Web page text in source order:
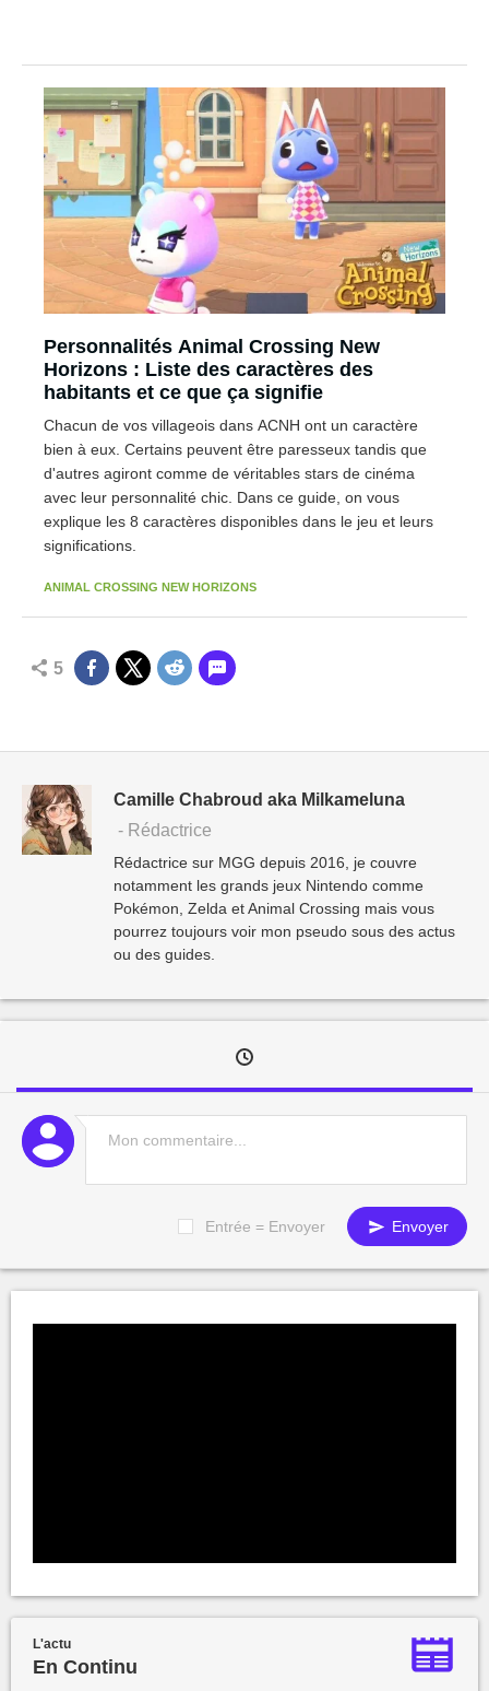
Personnalités Animal Crossing New
Horizons : Liste des caractères des
habitants et ce que ça signifie
Chacun de vos villageois dans ACNH ont un caractère
bien à eux. Certains peuvent être paresseux tandis que
d'autres agiront comme de véritables stars de cinéma
avec leur personnalité chic. Dans ce guide, on vous
explique les 8 caractères disponibles dans le jeu et leurs
significations.
ANIMAL CROSSING NEW HORIZONS
5
Camille Chabroud aka Milkameluna
- Rédactrice
Rédactrice sur MGG depuis 2016, je couvre
notamment les grands jeux Nintendo comme
Pokémon, Zelda et Animal Crossing mais vous
pourrez toujours voir mon pseudo sous des actus
ou des guides.
Entrée = Envoyer Envoyer
L'actu
En Continu